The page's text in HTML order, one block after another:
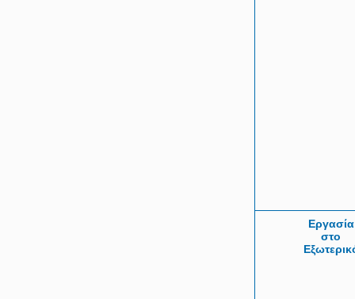
Εργασία
στο